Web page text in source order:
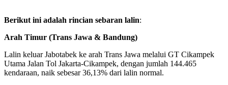
Berikut ini adalah rincian sebaran lalin:
Arah Timur (Trans Jawa & Bandung)
Lalin keluar Jabotabek ke arah Trans Jawa melalui GT Cikampek
Utama Jalan Tol Jakarta-Cikampek, dengan jumlah 144.465
kendaraan, naik sebesar 36,13% dari lalin normal.